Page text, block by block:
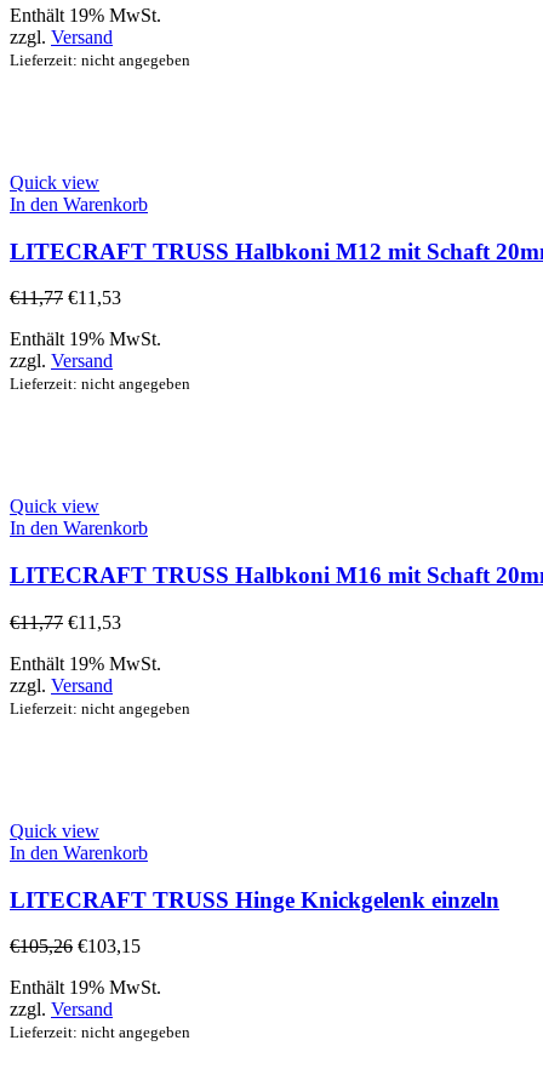
Enthält 19% MwSt.
zzgl. Versand
Lieferzeit: nicht angegeben
Quick view
In den Warenkorb
LITECRAFT TRUSS Halbkoni M12 mit Schaft
€11,77 €11,53
Enthält 19% MwSt.
zzgl. Versand
Lieferzeit: nicht angegeben
Quick view
In den Warenkorb
LITECRAFT TRUSS Halbkoni M16 mit Schaft
€11,77 €11,53
Enthält 19% MwSt.
zzgl. Versand
Lieferzeit: nicht angegeben
Quick view
In den Warenkorb
LITECRAFT TRUSS Hinge Knickgelenk einzeln
€105,26 €103,15
Enthält 19% MwSt.
zzgl. Versand
Lieferzeit: nicht angegeben